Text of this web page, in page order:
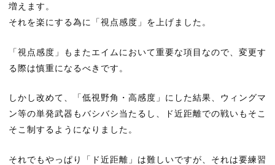
増えます。
それを楽にする為に「視点感度」を上げました。
「視点感度」もまたエイムにおいて重要な項目なので、変更す
る際は慎重になるべきです。
しかし改めて、「低視野角・高感度」にした結果、ウィングマ
ン等の単発武器もバシバシ当たるし、ド近距離での戦いもそこ
そこ制するようになりました。
それでもやっぱり「ド近距離」は難しいですが、それは要練習